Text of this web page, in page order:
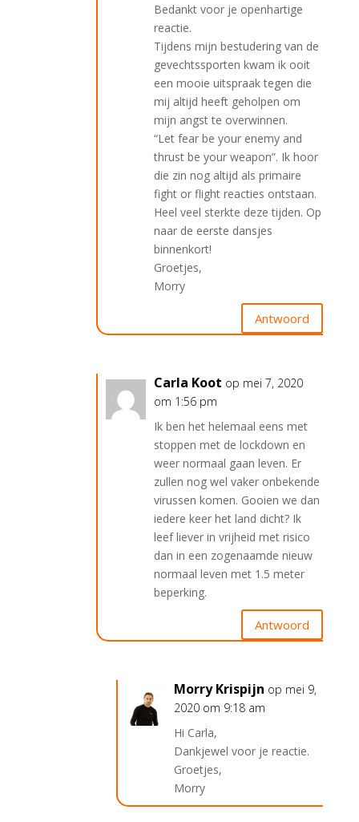
Bedankt voor je openhartige
reactie.
Tijdens mijn bestudering van de
gevechtssporten kwam ik ooit
een mooie uitspraak tegen die
mij altijd heeft geholpen om
mijn angst te overwinnen.
“Let fear be your enemy and
thrust be your weapon”. Ik hoor
die zin nog altijd als primaire
fight or flight reacties ontstaan.
Heel veel sterkte deze tijden. Op
naar de eerste dansjes
binnenkort!
Groetjes,
Morry
Antwoord
Carla Koot op mei 7, 2020
om 1:56 pm
Ik ben het helemaal eens met
stoppen met de lockdown en
weer normaal gaan leven. Er
zullen nog wel vaker onbekende
virussen komen. Gooien we dan
iedere keer het land dicht? Ik
leef liever in vrijheid met risico
dan in een zogenaamde nieuw
normaal leven met 1.5 meter
beperking.
Antwoord
Morry Krispijn op mei 9,
2020 om 9:18 am
Hi Carla,
Dankjewel voor je reactie.
Groetjes,
Morry